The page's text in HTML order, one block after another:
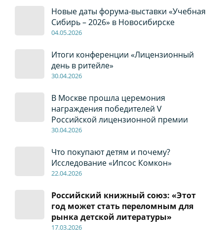
Новые даты форума-выставки «Учебная
Сибирь – 2026» в Новосибирске
04.05.2026
Итоги конференции «Лицензионный
день в ритейле»
30.04.2026
В Москве прошла церемония
награждения победителей V
Российской лицензионной премии
30.04.2026
Что покупают детям и почему?
Исследование «Ипсос Комкон»
22.04.2026
Российский книжный союз: «Этот
год может стать переломным для
рынка детской литературы»
17.03.2026